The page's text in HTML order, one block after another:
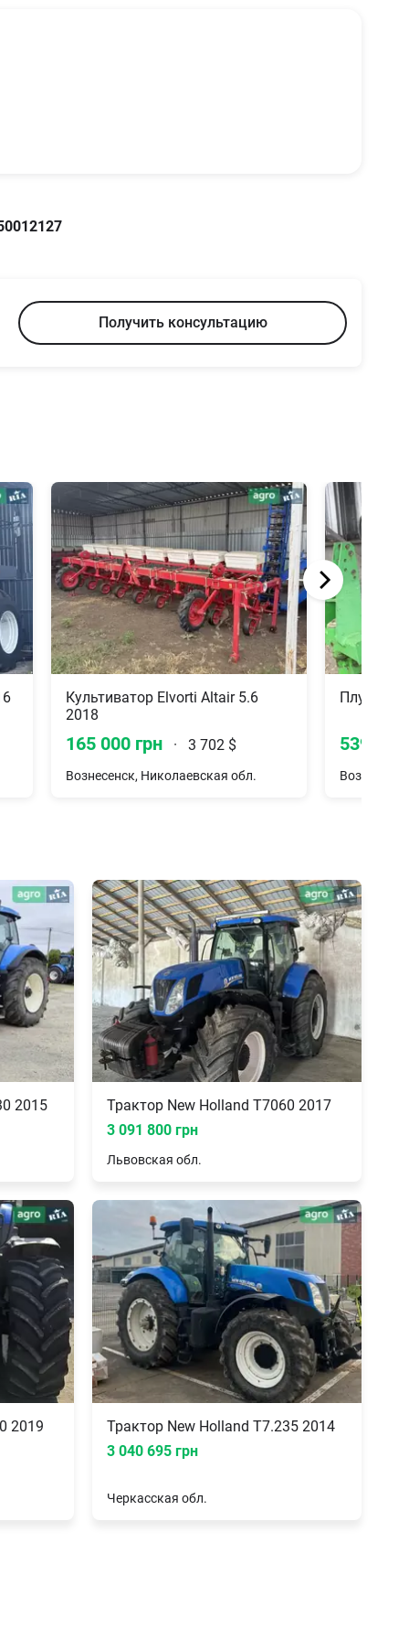
Получить консультацию
Культиватор Elvorti Altair 5.6
2018
165 000 грн · 3 702 $
Вознесенск, Николаевская обл.
Плуг
539 297
2015
Трактор New Holland T7060 2017
3 091 800 грн
Львовская обл.
2019
Трактор New Holland T7.235 2014
3 040 695 грн
Черкасская обл.